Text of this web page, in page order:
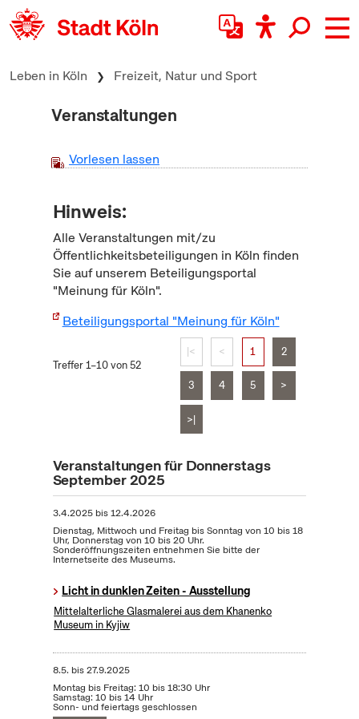
zum Inhalt springen
Leben in Köln Freizeit, Natur und Sport
Veranstaltungen
Vorlesen lassen
Hinweis:
Alle Veranstaltungen mit/zu
Öffentlichkeitsbeteiligungen in Köln finden
Sie auf unserem Beteiligungsportal
"Meinung für Köln".
Beteiligungsportal "Meinung für Köln"
Treffer 1–10 von 52
|< < 1 2
3 4 5 >
>|
Veranstaltungen für Donnerstags
September 2025
3.4.2025bis12.4.2026
Dienstag, Mittwoch und Freitag bis Sonntag von 10 bis 18
Uhr, Donnerstag von 10 bis 20 Uhr.
Sonderöffnungszeiten entnehmen Sie bitte der
Internetseite des Museums.
Licht in dunklen Zeiten - Ausstellung
Mittelalterliche Glasmalerei aus dem Khanenko
Museum in Kyjiw
8.5. bis27.9.2025
Montag bis Freitag: 10 bis 18:30 Uhr
Samstag: 10 bis 14 Uhr
Sonn- und feiertags geschlossen